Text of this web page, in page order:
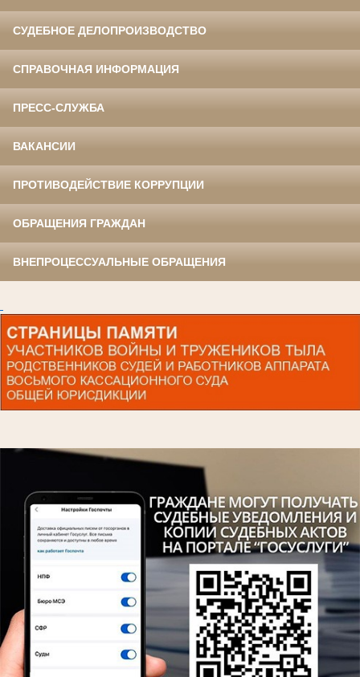
СУДЕБНОЕ ДЕЛОПРОИЗВОДСТВО
СПРАВОЧНАЯ ИНФОРМАЦИЯ
ПРЕСС-СЛУЖБА
ВАКАНСИИ
ПРОТИВОДЕЙСТВИЕ КОРРУПЦИИ
ОБРАЩЕНИЯ ГРАЖДАН
ВНЕПРОЦЕССУАЛЬНЫЕ ОБРАЩЕНИЯ